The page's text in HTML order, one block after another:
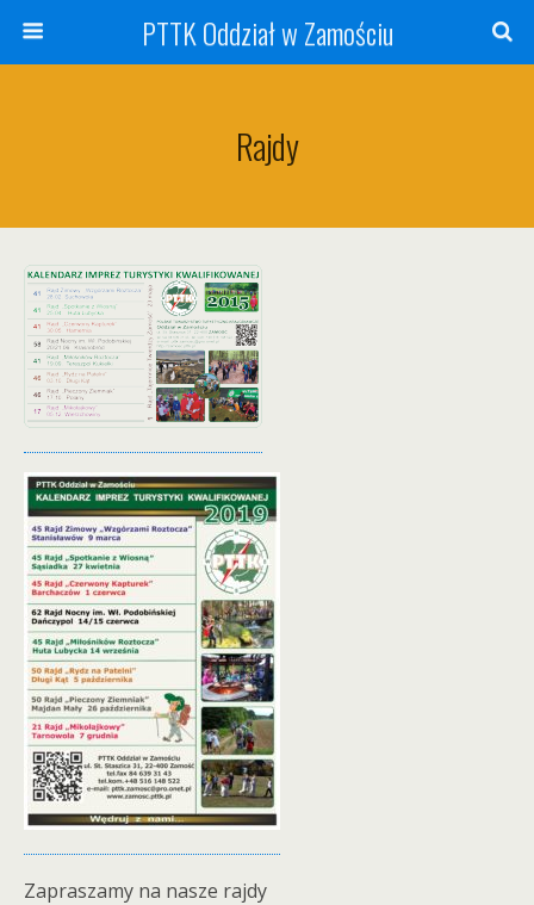
PTTK Oddział w Zamościu
Rajdy
Zapraszamy na nasze rajdy